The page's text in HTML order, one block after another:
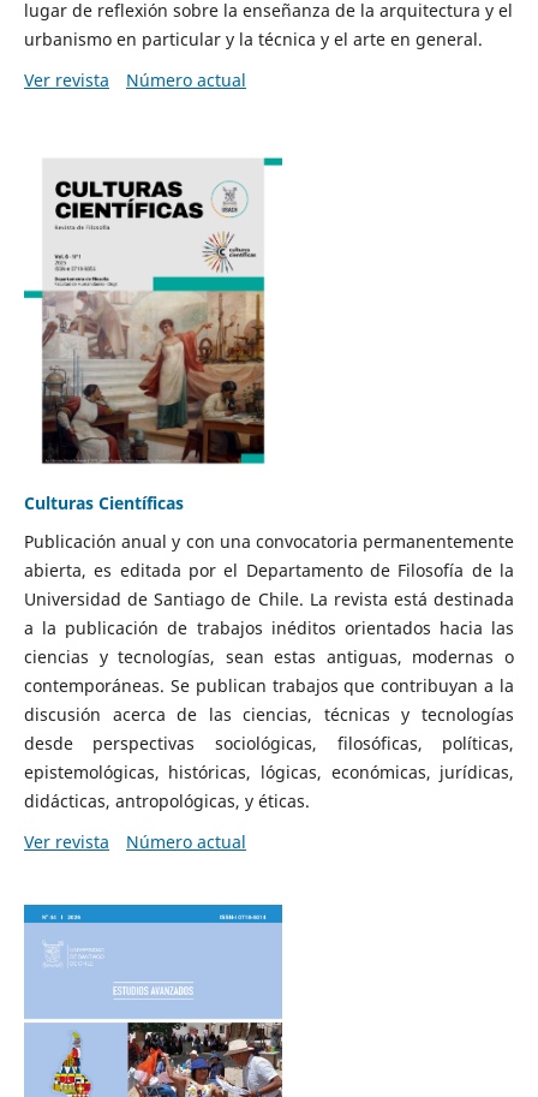
lugar de reflexión sobre la enseñanza de la arquitectura y el
urbanismo en particular y la técnica y el arte en general.
Ver revista
Número actual
Culturas Científicas
Publicación anual y con una convocatoria permanentemente
abierta, es editada por el Departamento de Filosofía de la
Universidad de Santiago de Chile. La revista está destinada
a la publicación de trabajos inéditos orientados hacia las
ciencias y tecnologías, sean estas antiguas, modernas o
contemporáneas. Se publican trabajos que contribuyan a la
discusión acerca de las ciencias, técnicas y tecnologías
desde perspectivas sociológicas, filosóficas, políticas,
epistemológicas, históricas, lógicas, económicas, jurídicas,
didácticas, antropológicas, y éticas.
Ver revista
Número actual